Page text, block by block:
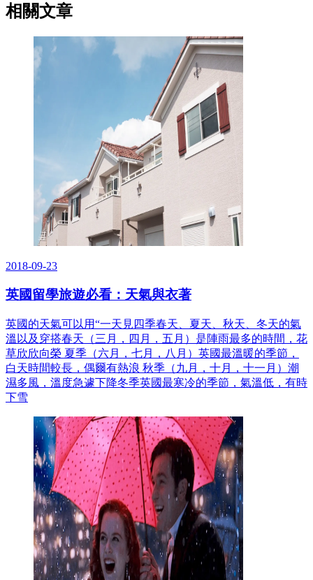
相關文章
2018-09-23
英國留學旅遊必看：天氣與衣著
英國的天氣可以用“一天見四季春天、夏天、秋天、冬天的氣
溫以及穿搭春天（三月，四月，五月）是陣雨最多的時間，花
草欣欣向榮 夏季（六月，七月，八月）英國最溫暖的季節，
白天時間較長，偶爾有熱浪 秋季（九月，十月，十一月）潮
濕多風，溫度急遽下降冬季英國最寒冷的季節，氣溫低，有時
下雪